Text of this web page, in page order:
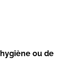
ou de